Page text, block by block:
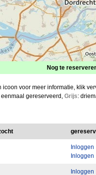
Nog te
voor meer informatie, klik
eenmaal gereserveerd, Grijs:
Inloggen
Inloggen
Inloggen